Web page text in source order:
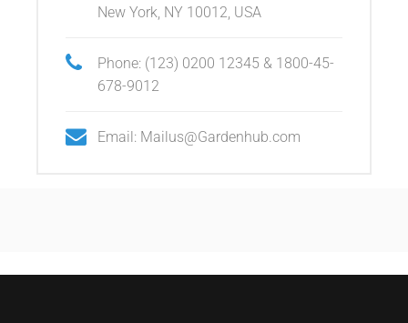
New York, NY 10012, USA
Phone: (123) 0200 12345 & 1800-45-
678-9012
Email: Mailus@Gardenhub.com